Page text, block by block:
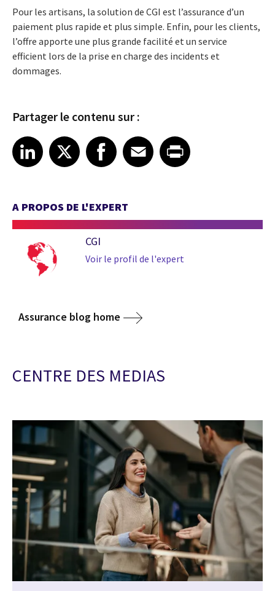
Pour les artisans, la solution de CGI est l’assurance d’un
paiement plus rapide et plus simple. Enfin, pour les clients,
l’offre apporte une plus grande facilité et un service
efficient lors de la prise en charge des incidents et
dommages.
Partager le contenu sur :
Share article on LinkedIn
LinkedIn
Share article on XShare article on Facebook
Facebook
Share article on Email
EmailShare article on Print
A PROPOS DE L'EXPERT
CGI
Voir le profil de l'expert
Assurance blog home
CENTRE DES MEDIAS